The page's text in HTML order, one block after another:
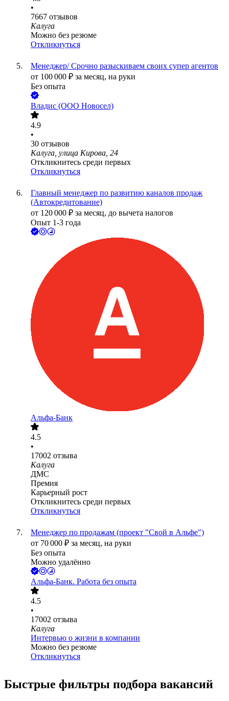
•
7667 отзывов
Калуга
Можно без резюме
Откликнуться
Менеджер/ Срочно разыскиваем своих супер агентов
от 100 000 ₽ за месяц, на руки
Без опыта
Владис (ООО Новосел)
4.9
•
30 отзывов
Калуга, улица Кирова, 24
Откликнитесь среди первых
Откликнуться
Главный менеджер по развитию каналов продаж
(Автокредитование)
от 120 000 ₽ за месяц, до вычета налогов
Опыт 1-3 года
Альфа-Банк
4.5
•
17002 отзыва
Калуга
ДМС
Премия
Карьерный рост
Откликнитесь среди первых
Откликнуться
Менеджер по продажам (проект "Свой в Альфе")
от 70 000 ₽ за месяц, на руки
Без опыта
Можно удалённо
Альфа-Банк. Работа без опыта
4.5
•
17002 отзыва
Калуга
Интервью о жизни в компании
Можно без резюме
Откликнуться
Быстрые фильтры подбора вакансий